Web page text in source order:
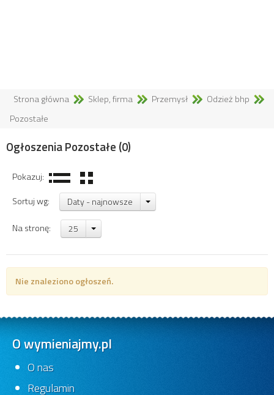
Strona główna Sklep, firma Przemysł
Odzież bhp
Pozostałe
Ogłoszenia Pozostałe (0)
Pokazuj:
Sortuj wg:
Daty - najnowsze
Na stronę: 25
Nie znaleziono ogłoszeń.
O wymieniajmy.pl
O nas
Regulamin